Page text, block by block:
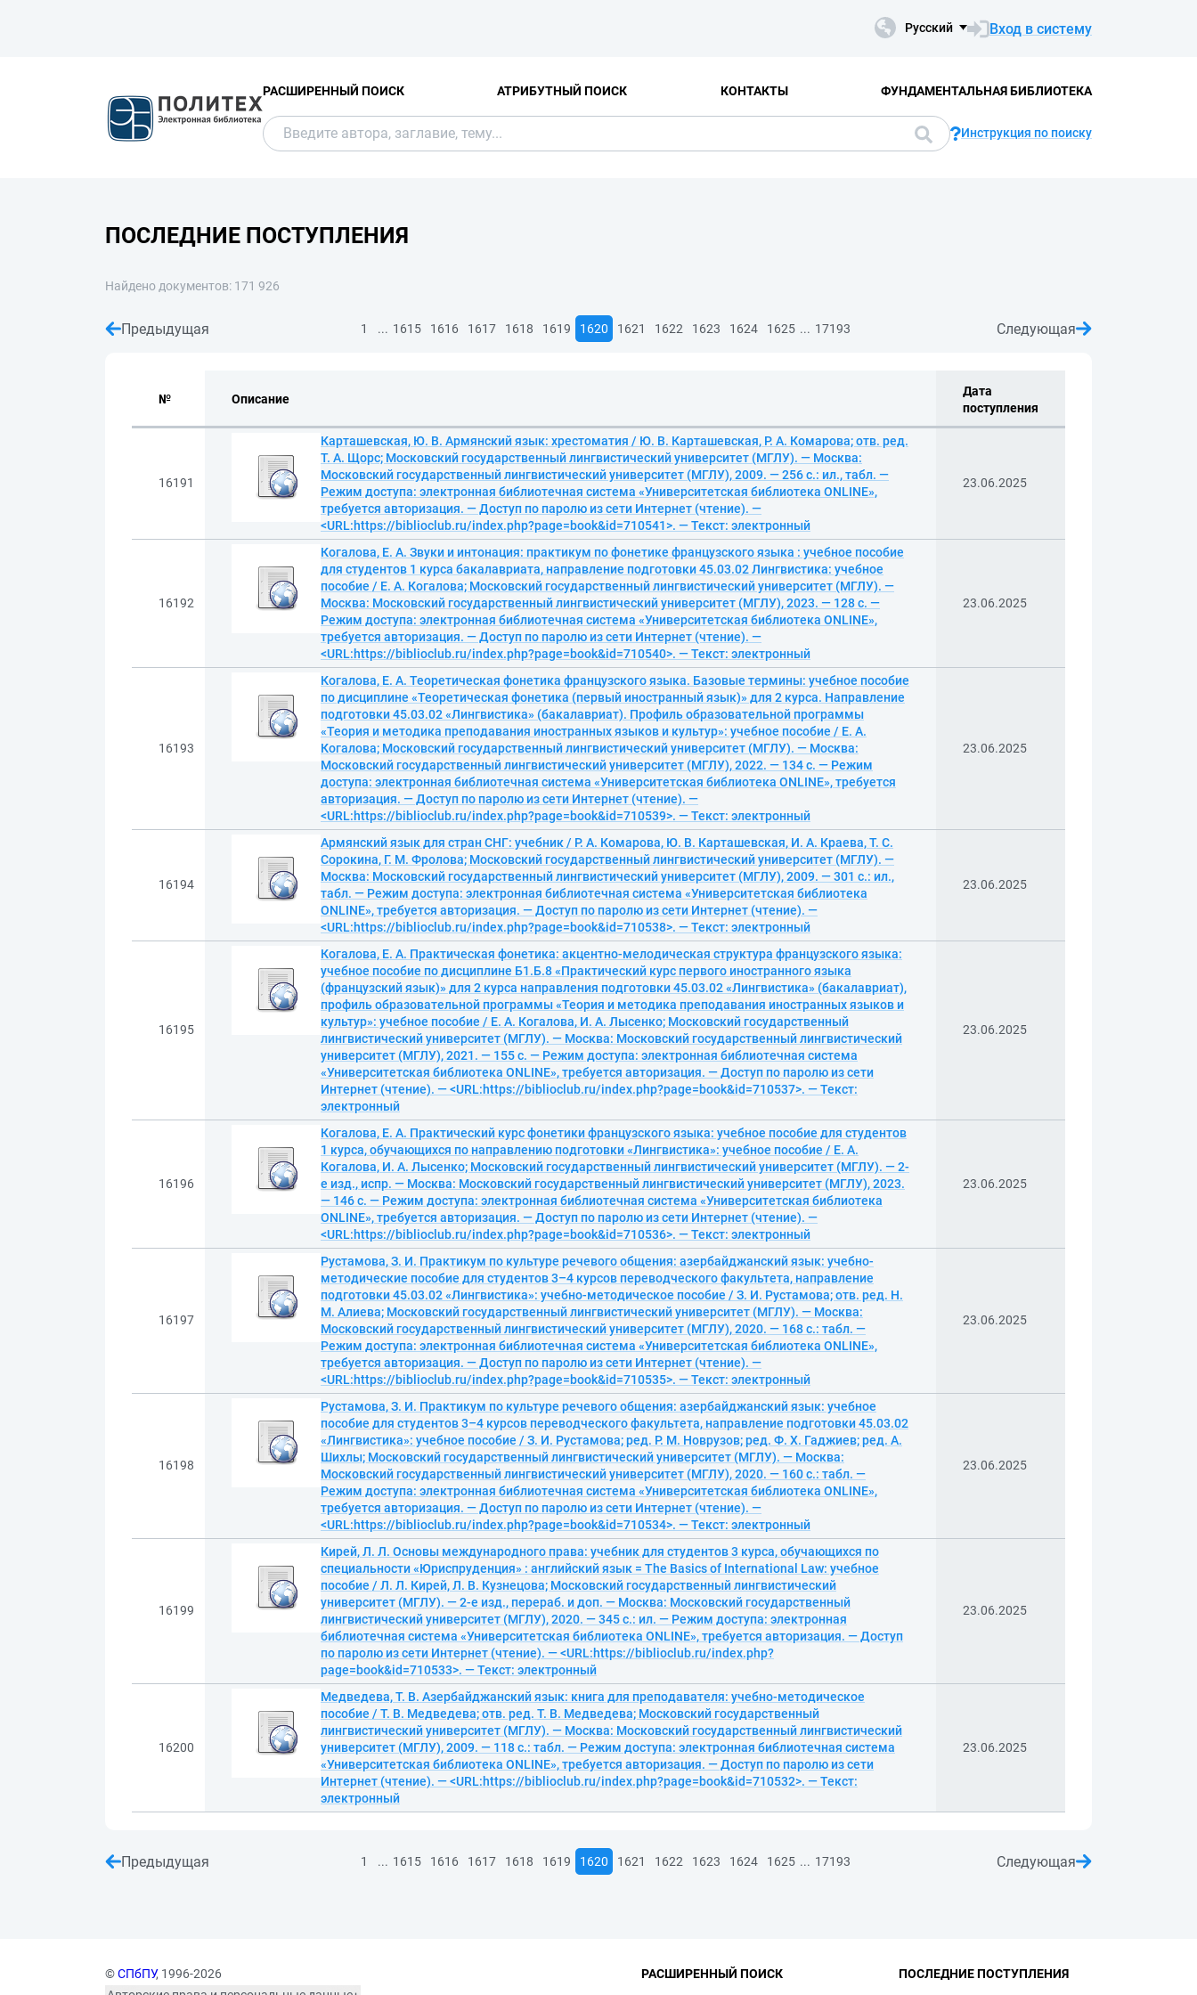
Русский Вход в систему
РАСШИРЕННЫЙ ПОИСК АТРИБУТНЫЙ ПОИСК КОНТАКТЫ ФУНДАМЕНТАЛЬНАЯ БИБЛИОТЕКА
Инструкция по поиску
ПОСЛЕДНИЕ ПОСТУПЛЕНИЯ
Найдено документов: 171 926
Предыдущая 1 ... 1615 1616 1617 1618 1619 1620 1621 1622 1623 1624 1625 ... 17193 Следующая
№ Описание
Дата
поступления
16191
Карташевская, Ю. В. Армянский язык: хрестоматия / Ю. В. Карташевская, Р. А. Комарова; отв. ред.
Т. А. Щорс; Московский государственный лингвистический университет (МГЛУ). — Москва:
Московский государственный лингвистический университет (МГЛУ), 2009. — 256 с.: ил., табл. —
Режим доступа: электронная библиотечная система «Университетская библиотека ONLINE»,
требуется авторизация. — Доступ по паролю из сети Интернет (чтение). —
<URL:https://biblioclub.ru/index.php?page=book&id=710541>. — Текст: электронный
23.06.2025
16192
Когалова, Е. А. Звуки и интонация: практикум по фонетике французского языка : учебное пособие
для студентов 1 курса бакалавриата, направление подготовки 45.03.02 Лингвистика: учебное
пособие / Е. А. Когалова; Московский государственный лингвистический университет (МГЛУ). —
Москва: Московский государственный лингвистический университет (МГЛУ), 2023. — 128 с. —
Режим доступа: электронная библиотечная система «Университетская библиотека ONLINE»,
требуется авторизация. — Доступ по паролю из сети Интернет (чтение). —
<URL:https://biblioclub.ru/index.php?page=book&id=710540>. — Текст: электронный
23.06.2025
16193
Когалова, Е. А. Теоретическая фонетика французского языка. Базовые термины: учебное пособие
по дисциплине «Теоретическая фонетика (первый иностранный язык)» для 2 курса. Направление
подготовки 45.03.02 «Лингвистика» (бакалавриат). Профиль образовательной программы
«Теория и методика преподавания иностранных языков и культур»: учебное пособие / Е. А.
Когалова; Московский государственный лингвистический университет (МГЛУ). — Москва:
Московский государственный лингвистический университет (МГЛУ), 2022. — 134 с. — Режим
доступа: электронная библиотечная система «Университетская библиотека ONLINE», требуется
авторизация. — Доступ по паролю из сети Интернет (чтение). —
<URL:https://biblioclub.ru/index.php?page=book&id=710539>. — Текст: электронный
23.06.2025
16194
Армянский язык для стран СНГ: учебник / Р. А. Комарова, Ю. В. Карташевская, И. А. Краева, Т. С.
Сорокина, Г. М. Фролова; Московский государственный лингвистический университет (МГЛУ). —
Москва: Московский государственный лингвистический университет (МГЛУ), 2009. — 301 с.: ил.,
табл. — Режим доступа: электронная библиотечная система «Университетская библиотека
ONLINE», требуется авторизация. — Доступ по паролю из сети Интернет (чтение). —
<URL:https://biblioclub.ru/index.php?page=book&id=710538>. — Текст: электронный
23.06.2025
16195
Когалова, Е. А. Практическая фонетика: акцентно-мелодическая структура французского языка:
учебное пособие по дисциплине Б1.Б.8 «Практический курс первого иностранного языка
(французский язык)» для 2 курса направления подготовки 45.03.02 «Лингвистика» (бакалавриат),
профиль образовательной программы «Теория и методика преподавания иностранных языков и
культур»: учебное пособие / Е. А. Когалова, И. А. Лысенко; Московский государственный
лингвистический университет (МГЛУ). — Москва: Московский государственный лингвистический
университет (МГЛУ), 2021. — 155 с. — Режим доступа: электронная библиотечная система
«Университетская библиотека ONLINE», требуется авторизация. — Доступ по паролю из сети
Интернет (чтение). — <URL:https://biblioclub.ru/index.php?page=book&id=710537>. — Текст:
электронный
23.06.2025
16196
Когалова, Е. А. Практический курс фонетики французского языка: учебное пособие для студентов
1 курса, обучающихся по направлению подготовки «Лингвистика»: учебное пособие / Е. А.
Когалова, И. А. Лысенко; Московский государственный лингвистический университет (МГЛУ). — 2-
е изд., испр. — Москва: Московский государственный лингвистический университет (МГЛУ), 2023.
— 146 с. — Режим доступа: электронная библиотечная система «Университетская библиотека
ONLINE», требуется авторизация. — Доступ по паролю из сети Интернет (чтение). —
<URL:https://biblioclub.ru/index.php?page=book&id=710536>. — Текст: электронный
23.06.2025
16197
Рустамова, З. И. Практикум по культуре речевого общения: азербайджанский язык: учебно-
методические пособие для студентов 3–4 курсов переводческого факультета, направление
подготовки 45.03.02 «Лингвистика»: учебно-методическое пособие / З. И. Рустамова; отв. ред. Н.
М. Алиева; Московский государственный лингвистический университет (МГЛУ). — Москва:
Московский государственный лингвистический университет (МГЛУ), 2020. — 168 с.: табл. —
Режим доступа: электронная библиотечная система «Университетская библиотека ONLINE»,
требуется авторизация. — Доступ по паролю из сети Интернет (чтение). —
<URL:https://biblioclub.ru/index.php?page=book&id=710535>. — Текст: электронный
23.06.2025
16198
Рустамова, З. И. Практикум по культуре речевого общения: азербайджанский язык: учебное
пособие для студентов 3–4 курсов переводческого факультета, направление подготовки 45.03.02
«Лингвистика»: учебное пособие / З. И. Рустамова; ред. Р. М. Новрузов; ред. Ф. Х. Гаджиев; ред. А.
Шихлы; Московский государственный лингвистический университет (МГЛУ). — Москва:
Московский государственный лингвистический университет (МГЛУ), 2020. — 160 с.: табл. —
Режим доступа: электронная библиотечная система «Университетская библиотека ONLINE»,
требуется авторизация. — Доступ по паролю из сети Интернет (чтение). —
<URL:https://biblioclub.ru/index.php?page=book&id=710534>. — Текст: электронный
23.06.2025
16199
Кирей, Л. Л. Основы международного права: учебник для студентов 3 курса, обучающихся по
специальности «Юриспруденция» : английский язык = The Basics of International Law: учебное
пособие / Л. Л. Кирей, Л. В. Кузнецова; Московский государственный лингвистический
университет (МГЛУ). — 2-е изд., перераб. и доп. — Москва: Московский государственный
лингвистический университет (МГЛУ), 2020. — 345 с.: ил. — Режим доступа: электронная
библиотечная система «Университетская библиотека ONLINE», требуется авторизация. — Доступ
по паролю из сети Интернет (чтение). — <URL:https://biblioclub.ru/index.php?
page=book&id=710533>. — Текст: электронный
23.06.2025
16200
Медведева, Т. В. Азербайджанский язык: книга для преподавателя: учебно-методическое
пособие / Т. В. Медведева; отв. ред. Т. В. Медведева; Московский государственный
лингвистический университет (МГЛУ). — Москва: Московский государственный лингвистический
университет (МГЛУ), 2009. — 118 с.: табл. — Режим доступа: электронная библиотечная система
«Университетская библиотека ONLINE», требуется авторизация. — Доступ по паролю из сети
Интернет (чтение). — <URL:https://biblioclub.ru/index.php?page=book&id=710532>. — Текст:
электронный
23.06.2025
Предыдущая 1 ... 1615 1616 1617 1618 1619 1620 1621 1622 1623 1624 1625 ... 17193 Следующая
©СПбПУ, 1996-2026
РАСШИРЕННЫЙ ПОИСК ПОСЛЕДНИЕ ПОСТУПЛЕНИЯ